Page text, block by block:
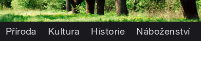
Příroda Kultura Historie Náboženství